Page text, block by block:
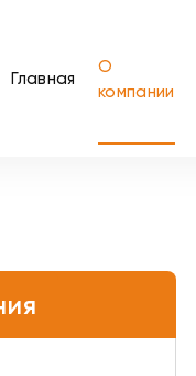
Главная
О
компании